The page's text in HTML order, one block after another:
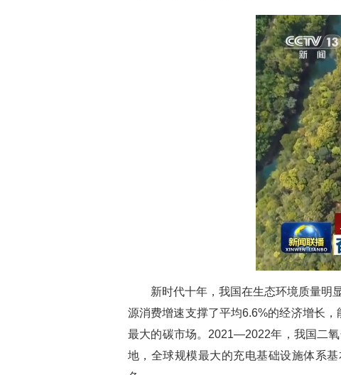
新时代十年，我国在生态环境质量明
源消费增速支撑了平均6.6%的经济增长
最大的碳市场。2021—2022年，我国二氧
地，全球规模最大的充电基础设施体系